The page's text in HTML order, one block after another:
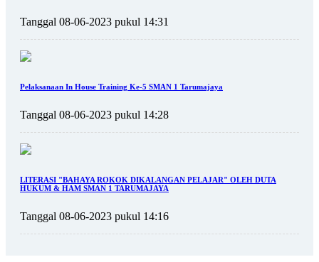
Tanggal 08-06-2023 pukul 14:31
Pelaksanaan In House Training Ke-5 SMAN 1 Tarumajaya
Tanggal 08-06-2023 pukul 14:28
LITERASI "BAHAYA ROKOK DIKALANGAN PELAJAR" OLEH DUTA
HUKUM & HAM SMAN 1 TARUMAJAYA
Tanggal 08-06-2023 pukul 14:16